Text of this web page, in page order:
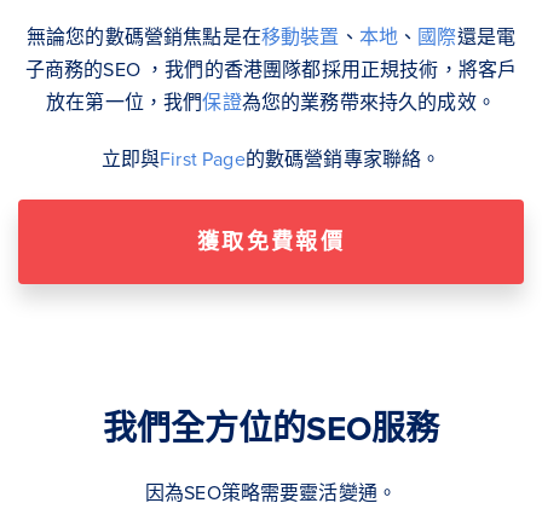
無論您的數碼營銷焦點是在移動裝置 、 本地 、 國際還是電
子商務的SEO ，我們的香港團隊都採用正規技術，將客戶
放在第一位，我們保證為您的業務帶來持久的成效。
立即與First Page的數碼營銷專家聯絡。
獲取免費報價
我們全方位的SEO服務
因為SEO策略需要靈活變通。